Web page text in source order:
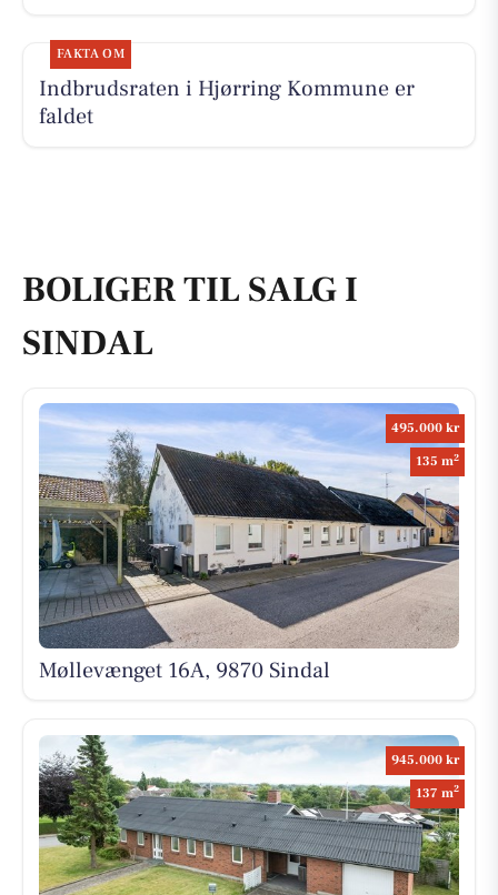
FAKTA OM
Indbrudsraten i Hjørring Kommune er
faldet
BOLIGER TIL SALG I
SINDAL
495.000 kr
135 m2
Møllevænget 16A, 9870 Sindal
945.000 kr
137 m2